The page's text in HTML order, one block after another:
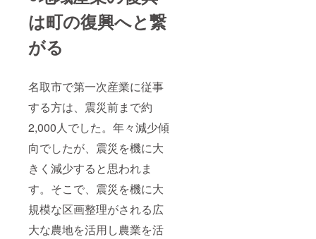
は町の復興へと繋
がる
名取市で第一次産業に従事
する方は、震災前まで約
2,000人でした。年々減少傾
向でしたが、震災を機に大
きく減少すると思われま
す。そこで、震災を機に大
規模な区画整理がされる広
大な農地を活用し農業を活